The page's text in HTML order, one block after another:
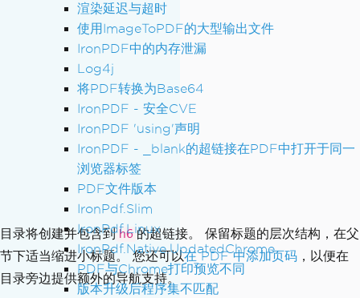
渲染延迟与超时
使用ImageToPDF的大型输出文件
IronPDF中的内存泄漏
Log4j
将PDF转换为Base64
IronPDF - 安全CVE
IronPDF 'using'声明
IronPDF - _blank的超链接在PDF中打开于同一
浏览器标签
PDF文件版本
IronPdf.Slim
IronPdf.Linux
IronPdf.Native.UpdatedChrome
PDF与Chrome打印预览不同
版本升级后程序集不匹配
// Convert HTML with multiple header
levels
string htmlContent =
@"
<h1>Introduction</h1>
<p>Welcome to our comprehensive guid
e...</p>
<h2>Chapter 1: Getting Started</h2>
<p>Let's begin with the basics...</p>
</p>
<h2>Chapter 2: Advanced Topics</h2>
<p>Now let's explore more complex feat
目录将创建并包含到 h6 的超链接。 保留标题的层次结构，在父
节下适当缩进小标题。 您还可以在 PDF 中添加页码 ，以便在
目录旁边提供额外的导航支持。